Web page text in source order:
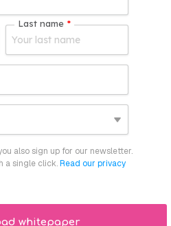
Last name *
also sign up for our newsletter.
a single click.Read our privacy